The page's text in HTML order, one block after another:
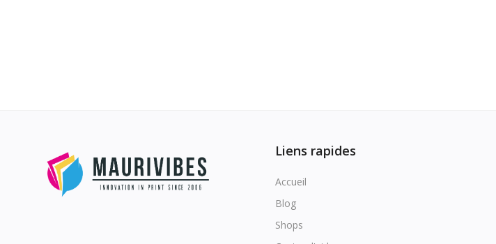
Liens rapides
Accueil
Blog
Shops